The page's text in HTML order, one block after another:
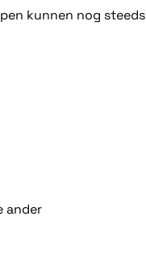
kunnen nog
ander